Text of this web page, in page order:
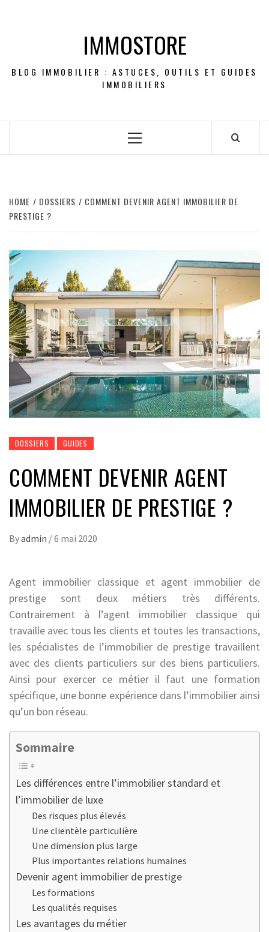
IMMOSTORE
BLOG IMMOBILIER : ASTUCES, OUTILS ET GUIDES
IMMOBILIERS
Primary
HOME DOSSIERS
COMMENT DEVENIR AGENT IMMOBILIER DE
PRESTIGE ?
DOSSIERS GUIDES
COMMENT DEVENIR AGENT
IMMOBILIER DE PRESTIGE ?
Byadmin /6 mai 2020
Agent immobilier classique et agent immobilier de
prestige sont deux métiers très différents.
Contrairement à l’agent immobilier classique qui
travaille avec tous les clients et toutes les transactions,
les spécialistes de l’immobilier de prestige travaillent
avec des clients particuliers sur des biens particuliers.
Ainsi pour exercer ce métier il faut une formation
spécifique, une bonne expérience dans l’immobilier ainsi
qu’un bon réseau.
Sommaire
Les différences entre l’immobilier standard et
l’immobilier de luxe
Des risques plus élevés
Une clientèle particulière
Une dimension plus large
Plus importantes relations humaines
Devenir agent immobilier de prestige
Les formations
Les qualités requises
Les avantages du métier